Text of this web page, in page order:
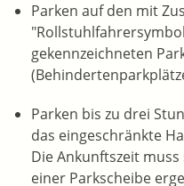
Parken auf den mit
gekennzeichneten
(Behinderten
Parken bis zu drei
das eingeschränkte
Die Ankunftszeit
einer Parkscheibe